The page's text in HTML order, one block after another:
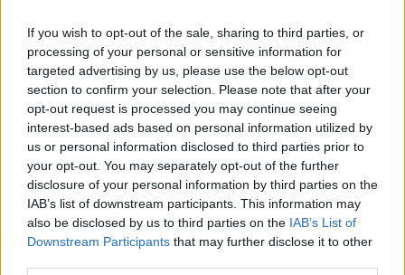
If you wish to opt-out of the sale, sharing to third parties, or
processing of your personal or sensitive information for
targeted advertising by us, please use the below opt-out
section to confirm your selection. Please note that after your
opt-out request is processed you may continue seeing
interest-based ads based on personal information utilized by
us or personal information disclosed to third parties prior to
your opt-out. You may separately opt-out of the further
disclosure of your personal information by third parties on the
IAB’s list of downstream participants. This information may
also be disclosed by us to third parties on the IAB’s List of
Downstream Participants that may further disclose it to other